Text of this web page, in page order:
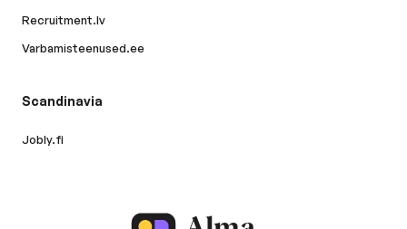
Recruitment.lv
Varbamisteenused.ee
Scandinavia
Jobly.fi